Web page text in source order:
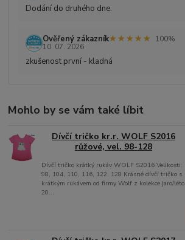
Dodání do druhého dne.
Ověřený zákazník★★★★★
★★★★★
100%
10. 07. 2026
zkušenost první - kladná
Mohlo by se vám také líbit
Dívčí tričko kr.r. WOLF S2016
růžové, vel. 98-128
Dívčí tričko krátký rukáv WOLF S2016 Velikosti:
98, 104, 110, 116, 122, 128 Krásné dívčí tričko s
krátkým rukávem od firmy Wolf z kolekce jaro/léto
20...